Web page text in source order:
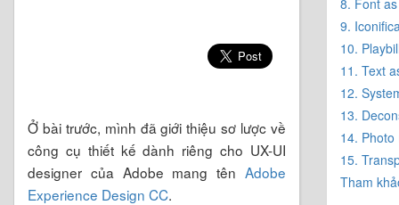
Ở bài trước, mình đã giới thiệu sơ lược về
công cụ thiết kế dành riêng cho UX-UI
designer của Adobe mang tên Adobe
Experience Design CC.
9.
10.
11. Text
12.
13.
14. Photo
15.
Tham